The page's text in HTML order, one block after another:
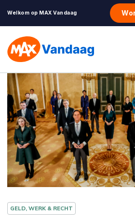
Welkom op MAX Vandaag
GELD, WERK & RECHT